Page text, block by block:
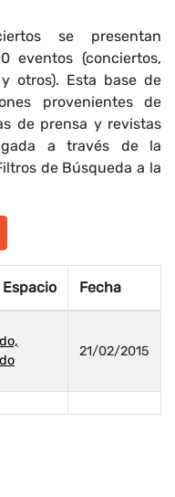
se presentan
eventos (conciertos,
otros). Esta base de
provenientes de
de prensa y revistas
a través de la
de Búsqueda a la
Fecha
21/02/2015